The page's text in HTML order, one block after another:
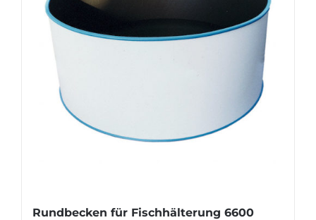
Rundbecken für Fischhälterung 6600